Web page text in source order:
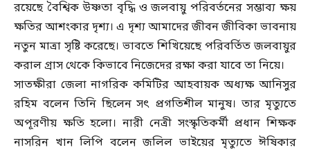
রয়েছে বৈশ্বিক উষ্ণতা বৃদ্ধি ও জলবায়ু পরিবর্তনের সম্ভাব্য ক্ষয়
ক্ষতির আশংকার দৃশ্য। এ দৃশ্য আমাদের জীবন জীবিকা ভাবনায়
নতুন মাত্রা সৃষ্টি করেছে। ভাবতে শিখিয়েছে পরিবর্তিত জলবায়ুর
করাল গ্রাস থেকে কিভাবে নিজেদের রক্ষা করা যাবে তা নিয়ে।
সাতক্ষীরা জেলা নাগরিক কমিটির আহবায়ক অধ্যক্ষ আনিসুর
রহিম বলেন তিনি ছিলেন সৎ প্রগতিশীল মানুষ। তার মৃত্যুতে
অপূরণীয় ক্ষতি হলো। নারী নেত্রী সংস্কৃতিকর্মী প্রধান শিক্ষক
নাসরিন খান লিপি বলেন জলিল ভাইয়ের মৃত্যুতে ঈষিকার